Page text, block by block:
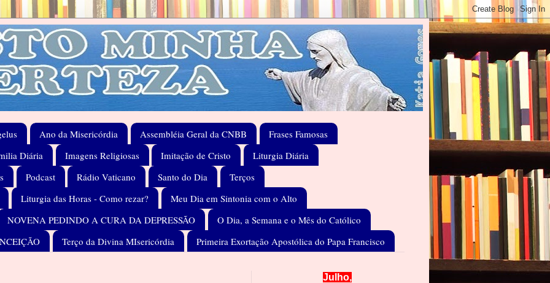
Ano da Misericórdia Assembléia Geral da CNBB
Frases Famosas
Diária
Imagens Religiosas Imitação de Cristo
Liturgia Diária
Podcast Rádio Vaticano Santo do Dia
Terços
Liturgia das Horas - Como rezar?
Meu Dia em Sintonia com o Alto
NOVENA PEDINDO A CURA DA DEPRESSÃO
O Dia, a Semana e o Mês do Católico
Terço da Divina MIsericórdia Primeira Exortação Apostólica do Papa Francisco
Julho,